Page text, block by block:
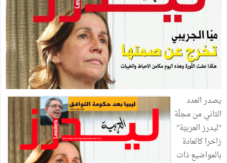
يصدر العدد
الثاني من مجلّة
"ليدرز العربيّة"
زاخرا كالعادة
بالمواضيع ذات